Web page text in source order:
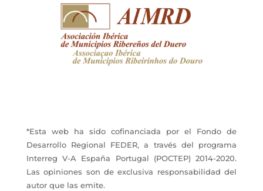
*Esta web ha sido cofinanciada por el Fondo de
Desarrollo Regional FEDER, a través del programa
Interreg V-A España Portugal (POCTEP) 2014-2020.
Las opiniones son de exclusiva responsabilidad del
autor que las emite.